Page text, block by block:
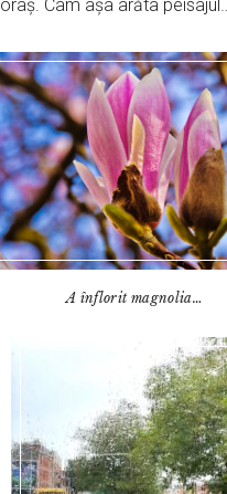
Cam așa arăta peisajul…
A înflorit magnolia…